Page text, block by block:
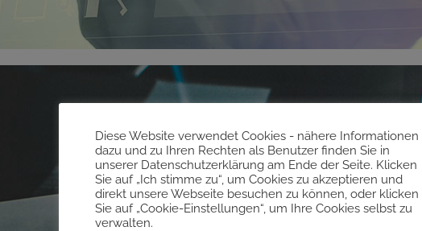
Diese Website verwendet Cookies - nähere Informationen
dazu und zu Ihren Rechten als Benutzer finden Sie in
unserer Datenschutzerklärung am Ende der Seite. Klicken
Sie auf „Ich stimme zu“, um Cookies zu akzeptieren und
direkt unsere Webseite besuchen zu können, oder klicken
Sie auf „Cookie-Einstellungen“, um Ihre Cookies selbst zu
verwalten.